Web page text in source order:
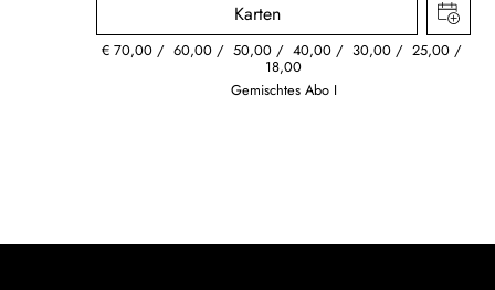
Karten
€ 70,00 60,00 50,00 40,00 30,00 25,00
18,00
Gemischtes Abo I